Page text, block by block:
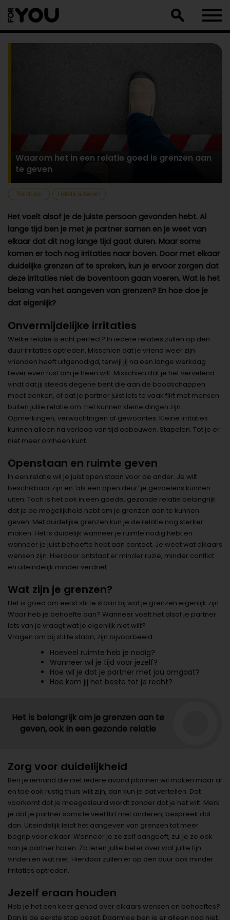
naar
artikel
Waarom het in een relatie goed is grenzen aan
te geven
Relaties Liefde & leven
Het voelt alsof je de juiste persoon gevonden hebt. Al
lange tijd ben je met je partner samen en je weet van
elkaar dat dit nog lange tijd gaat duren. Maar soms
komen er toch nog irritaties naar boven. Door met elkaar
duidelijke grenzen af te spreken, kun je ervoor zorgen dat
deze irritaties niet de boventoon gaan voeren. Wat is het
belang van het aangeven van grenzen? En hoe doe je
dat eigenlijk?
Onvermijdelijke irritaties
Welke relatie is echt perfect? In iedere relaties zullen op den
duur irritaties optreden. Misschien dat je vriend weer zijn
vrienden heeft uitgenodigd, terwijl jij na een lange werkdag
liever even rust om je heen wilt. Misschien dat je het vervelend
vindt dat jij steeds degene bent die aan de boodschappen
moet denken, of dat je partner juist iets te vaak flirt met mensen
buiten jullie relatie om. Het kunnen kleine dingen zijn.
Opmerkingen, verwachtingen of gewoontes. Kleine irritaties
kunnen alleen na verloop van tijd opbouwen. Stapelen. Tot je er
niet meer omheen kunt.
Openstaan en ruimte geven
In een relatie wil je juist open staan voor de ander. Je wilt
beschikbaar zijn en ‘als een open deur’ je gevoelens kunnen
uiten. Toch is het ook in een goede, gezonde relatie belangrijk
dat je de mogelijkheid hebt om je grenzen aan te kunnen
geven. Met duidelijke grenzen kun je de relatie nog sterker
maken. Het is duidelijk wanneer je ruimte nodig hebt en
wanneer je juist behoefte hebt aan contact. Je weet wat elkaars
wensen zijn. Hierdoor ontstaat er minder ruzie, minder conflict
en uiteindelijk minder verdriet.
Wat zijn je grenzen?
Het is goed om eerst stil te staan bij wat je grenzen eigenlijk zijn.
Waar heb je behoefte aan? Wanneer voelt het alsof je partner
iets van je vraagt wat je eigenlijk niet wilt?
Vragen om bij stil te staan, zijn bijvoorbeeld:
Hoeveel ruimte heb je nodig?
Wanneer wil je tijd voor jezelf?
Hoe wil je dat je partner met jou omgaat?
Hoe kom jij het beste tot je recht?
Het is belangrijk om je grenzen aan te
geven, ook in een gezonde relatie
Zorg voor duidelijkheid
Ben je iemand die niet iedere avond plannen wil maken maar af
en toe ook rustig thuis wilt zijn, dan kun je dat vertellen. Dat
voorkomt dat je meegesleurd wordt zonder dat je het wilt. Merk
je dat je partner soms te veel flirt met anderen, bespreek dat
dan. Uiteindelijk leidt het aangeven van grenzen tot meer
begrip voor elkaar. Wanneer je ze zelf aangeeft, zul je ze ook
van je partner horen. Zo leren jullie beter over wat jullie fijn
vinden en wat niet. Hierdoor zullen er op den duur ook minder
irritaties optreden.
Jezelf eraan houden
Heb je het een keer gehad over elkaars wensen en behoeftes?
Dan is de eerste stap gezet. Daarmee ben je er alleen nog niet.